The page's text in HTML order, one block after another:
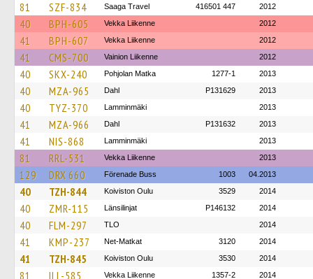
81 SZF-834 Saaga Travel 416501 447 2012
40 BPH-605 Vekka Liikenne 2012
41 BPH-607 Vekka Liikenne 2012
41 CMS-700 Vainion Liikenne 2012
40 SKX-240 Pohjolan Matka 1277-1 2013
40 MZA-965 Dahl P131629 2013
40 TYZ-370 Lamminmäki 2013
41 MZA-966 Dahl P131632 2013
41 NIS-868 Lamminmäki 2013
81 RRL-531 Vekka Liikenne 2013
129 DRX 660 Förenade Buss 1003 04.2013
40 TZH-844 Koiviston Oulu 3529 2014
40 ZMR-115 Länsilinjat P146132 2014
40 FLM-297 TLO 2014
41 KMP-237 Net-Matkat 3120 2014
41 TZH-845 Koiviston Oulu 3530 2014
81 ILL-585 Vekka Liikenne 1357-2 2014